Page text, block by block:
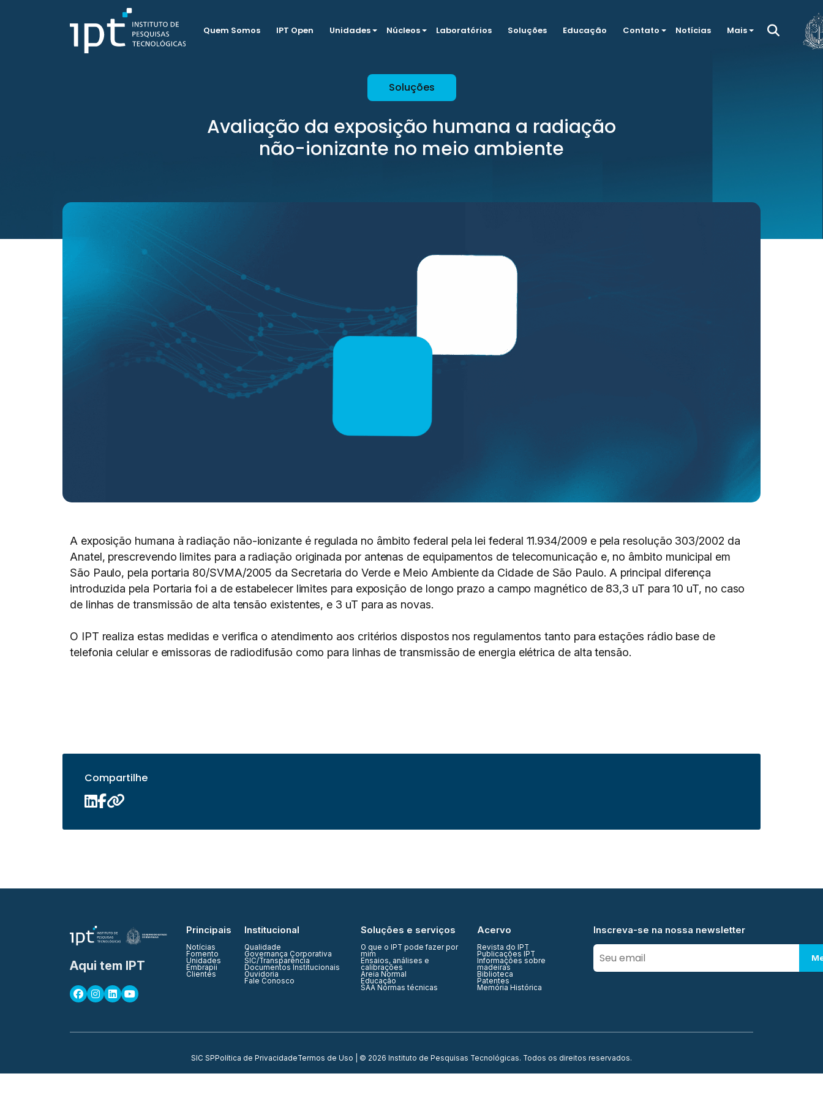
Quem Somos IPT Open Unidades Núcleos Laboratórios Soluções Educação Contato Notícias Mais
Soluções
Avaliação da exposição humana a radiação
não-ionizante no meio ambiente
A exposição humana à radiação não-ionizante é regulada no âmbito federal pela lei federal 11.934/2009 e pela resolução 303/2002 da
Anatel, prescrevendo limites para a radiação originada por antenas de equipamentos de telecomunicação e, no âmbito municipal em
São Paulo, pela portaria 80/SVMA/2005 da Secretaria do Verde e Meio Ambiente da Cidade de São Paulo. A principal diferença
introduzida pela Portaria foi a de estabelecer limites para exposição de longo prazo a campo magnético de 83,3 uT para 10 uT, no caso
de linhas de transmissão de alta tensão existentes, e 3 uT para as novas.
O IPT realiza estas medidas e verifica o atendimento aos critérios dispostos nos regulamentos tanto para estações rádio base de
telefonia celular e emissoras de radiodifusão como para linhas de transmissão de energia elétrica de alta tensão.
Compartilhe
Aqui tem IPT
Principais
Notícias
Fomento
Unidades
Embrapii
Clientes
Institucional
Qualidade
Governança Corporativa
SIC/Transparência
Documentos Institucionais
Ouvidoria
Fale Conosco
Soluções e serviços
O que o IPT pode fazer por
mim
Ensaios, análises e
calibrações
Areia Normal
Educação
SAA Normas técnicas
Acervo
Revista do IPT
Publicações IPT
Informações sobre
madeiras
Biblioteca
Patentes
Memória Histórica
Inscreva-se na nossa newsletter
SIC SPPolítica de PrivacidadeTermos de Uso | © 2026 Instituto de Pesquisas Tecnológicas. Todos os direitos reservados.